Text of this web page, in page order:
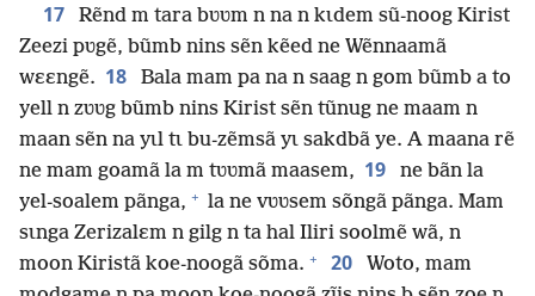
17
Rẽnd m tara bʋʋm n na n kɩdem sũ-noog Kirist
Zeezi pʋgẽ, bũmb nins sẽn kẽed ne Wẽnnaamã
wɛɛngẽ. 18
Bala mam pa na n saag n gom bũmb a to
yell n zʋʋg bũmb nins Kirist sẽn tũnug ne maam n
maan sẽn na yɩl tɩ bu-zẽmsã yɩ sakdbã ye. A maana rẽ
ne mam goamã la m tʋʋmã maasem, 19
ne bãn la
yel-soalem pãnga, + la ne vʋʋsem sõngã pãnga. Mam
sɩnga Zerizalɛm n gilg n ta hal Iliri soolmẽ wã, n
moon Kiristã koe-noogã sõma. + 20
Woto, mam